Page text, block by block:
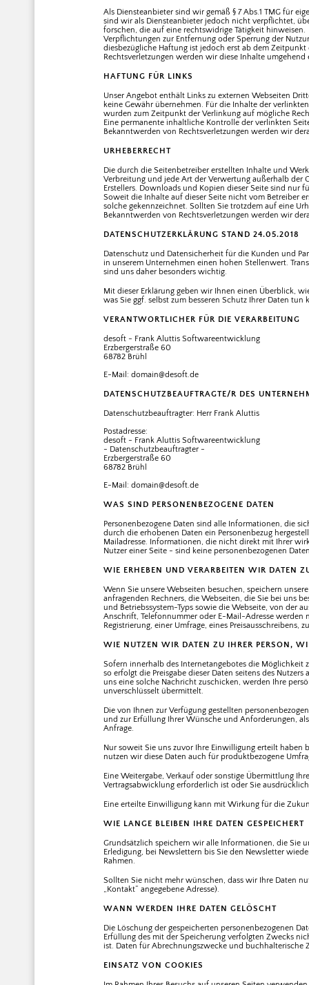
Als Diensteanbieter sind wir gemäß § 7 Abs.1 TMG für
sind wir als Diensteanbieter jedoch nicht verpflichtet,
forschen, die auf eine rechtswidrige Tätigkeit hinweisen.
Verpflichtungen zur Entfernung oder Sperrung der
diesbezügliche Haftung ist jedoch erst ab dem
Rechtsverletzungen werden wir diese Inhalte umgehend
HAFTUNG FÜR LINKS
Unser Angebot enthält Links zu externen Webseiten
keine Gewähr übernehmen. Für die Inhalte der
wurden zum Zeitpunkt der Verlinkung auf mögliche
Eine permanente inhaltliche Kontrolle der verlinkten
Bekanntwerden von Rechtsverletzungen werden wir
URHEBERRECHT
Die durch die Seitenbetreiber erstellten Inhalte und
Verbreitung und jede Art der Verwertung außerhalb der
Erstellers. Downloads und Kopien dieser Seite sind nur
Soweit die Inhalte auf dieser Seite nicht vom Betreiber
solche gekennzeichnet. Sollten Sie trotzdem auf eine
Bekanntwerden von Rechtsverletzungen werden wir
DATENSCHUTZERKLÄRUNG STAND 24.05.2018
Datenschutz und Datensicherheit für die Kunden und
in unserem Unternehmen einen hohen Stellenwert.
sind uns daher besonders wichtig.
Mit dieser Erklärung geben wir Ihnen einen Überblick,
was Sie ggf. selbst zum besseren Schutz Ihrer Daten tun
VERANTWORTLICHER FÜR DIE VERARBEITUNG
desoft - Frank Aluttis Softwareentwicklung
Erzbergerstraße 60
68782 Brühl
E-Mail: domain@desoft.de
DATENSCHUTZBEAUFTRAGTE/R DES
Datenschutzbeauftragter: Herr Frank Aluttis
Postadresse:
desoft - Frank Aluttis Softwareentwicklung
- Datenschutzbeauftragter -
Erzbergerstraße 60
68782 Brühl
E-Mail: domain@desoft.de
WAS SIND PERSONENBEZOGENE DATEN
Personenbezogene Daten sind alle Informationen, die
durch die erhobenen Daten ein Personenbezug
Mailadresse. Informationen, die nicht direkt mit Ihrer
Nutzer einer Seite - sind keine personenbezogenen
WIE ERHEBEN UND VERARBEITEN WIR DATEN
Wenn Sie unsere Webseiten besuchen, speichern
anfragenden Rechners, die Webseiten, die Sie bei uns
und Betriebssystem-Typs sowie die Webseite, von der
Anschrift, Telefonnummer oder E-Mail-Adresse werden
Registrierung, einer Umfrage, eines
WIE NUTZEN WIR DATEN ZU IHRER PERSON,
Sofern innerhalb des Internetangebotes die Möglichkeit
so erfolgt die Preisgabe dieser Daten seitens des
uns eine solche Nachricht zuschicken, werden Ihre
unverschlüsselt übermittelt.
Die von Ihnen zur Verfügung gestellten
und zur Erfüllung Ihrer Wünsche und Anforderungen,
Anfrage.
Nur soweit Sie uns zuvor Ihre Einwilligung erteilt haben
nutzen wir diese Daten auch für produktbezogene
Eine Weitergabe, Verkauf oder sonstige Übermittlung
Vertragsabwicklung erforderlich ist oder Sie
Eine erteilte Einwilligung kann mit Wirkung für die
WIE LANGE BLEIBEN IHRE DATEN GESPEICHERT
Grundsätzlich speichern wir alle Informationen, die Sie
Erledigung, bei Newslettern bis Sie den Newsletter
Rahmen.
Sollten Sie nicht mehr wünschen, dass wir Ihre Daten
„Kontakt“ angegebene Adresse).
WANN WERDEN IHRE DATEN GELÖSCHT
Die Löschung der gespeicherten personenbezogenen
Erfüllung des mit der Speicherung verfolgten Zwecks
ist. Daten für Abrechnungszwecke und
EINSATZ VON COOKIES